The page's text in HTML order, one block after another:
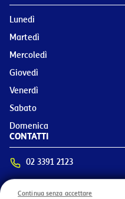
Lunedì
Martedì
Mercoledì
Giovedì
Venerdì
Sabato
Domenica
CONTATTI
02 3391 2123
Continua senza accettare